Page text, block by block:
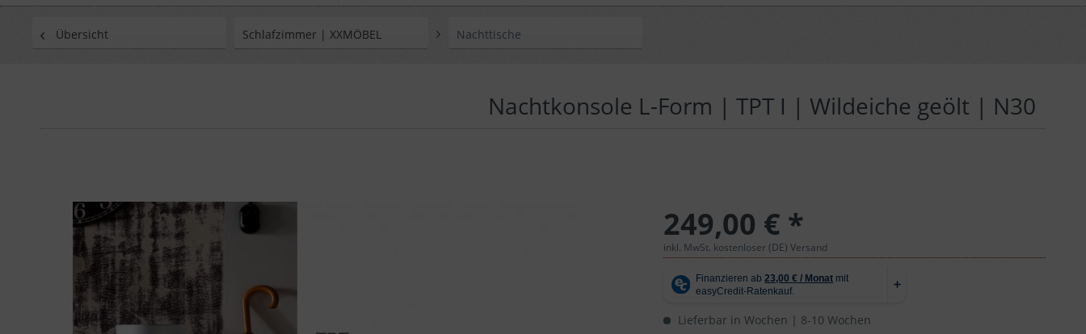
Übersicht Schlafzimmer | XXMÖBEL Nachttische
Nachtkonsole L-Form | TPT I | Wildeiche geölt | N30
249,00 € *
inkl. MwSt. kostenloser (DE) Versand
Lieferbar in Wochen | 8-10 Wochen